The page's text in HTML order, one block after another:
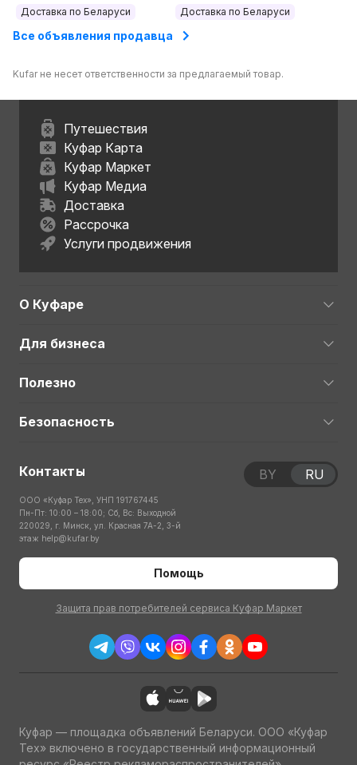
область
Доставка по Беларуси
область
Доставка по Беларуси
Все объявления продавца
Kufar не несет ответственности за предлагаемый товар.
Путешествия
Куфар Карта
Куфар Маркет
Куфар Медиа
Доставка
Рассрочка
Услуги продвижения
О Куфаре
Для бизнеса
Полезно
Безопасность
Контакты
ООО «Куфар Тех», УНП 191767445
Пн-Пт: 10:00 – 18:00; Сб, Вс: Выходной
220029, г. Минск, ул. Красная 7А-2, 3-й
этаж help@kufar.by
Помощь
Защита прав потребителей сервиса Куфар Маркет
BY RU
Куфар — площадка объявлений Беларуси. ООО «Куфар
Тех» включено в государственный информационный